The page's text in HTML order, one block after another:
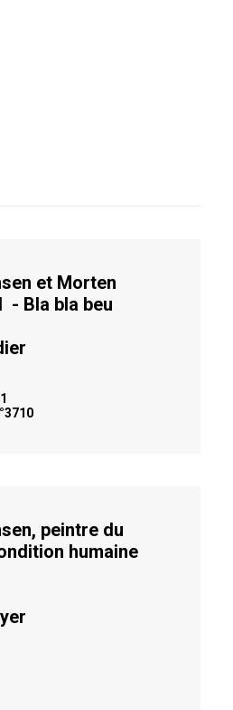
et Morten
- Bla bla beu
peintre du
humaine